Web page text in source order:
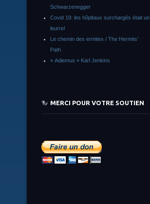
Schwarzenegger
Covid 19: les hôpitaux surchargés était un
leurre!
Le chemin des ermites / The Hermits’
Path
« Adiemus » Karl Jenkins
MERCI POUR VOTRE SOUTIEN